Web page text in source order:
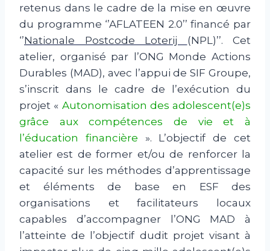
retenus dans le cadre de la mise en œuvre
du programme ‘’AFLATEEN 2.0’’ financé par
‘’Nationale Postcode Loterij (NPL)’’. Cet
atelier, organisé par l’ONG Monde Actions
Durables (MAD), avec l’appui de SIF Groupe,
s’inscrit dans le cadre de l’exécution du
projet « Autonomisation des adolescent(e)s
grâce aux compétences de vie et à
l’éducation financière ». L’objectif de cet
atelier est de former et/ou de renforcer la
capacité sur les méthodes d’apprentissage
et éléments de base en ESF des
organisations et facilitateurs locaux
capables d’accompagner l’ONG MAD à
l’atteinte de l’objectif dudit projet visant à